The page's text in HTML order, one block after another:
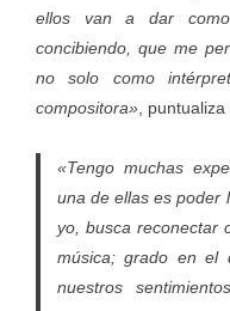
ellos van a dar
concibiendo, que me
no solo como
compositora» ,
«Tengo muchas
una de ellas es poder
yo, busca reconectar
música; grado en el
nuestros